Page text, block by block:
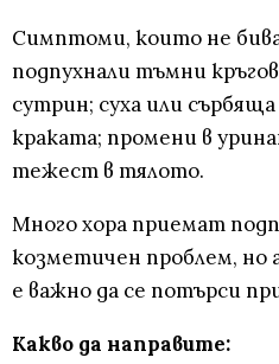
Симптоми, които не
подпухнали тъмни
сутрин; суха или
краката; промени в
тежест в тялото.
Много хора приемат
козметичен проблем, но
е важно да се потърси
Какво да направите: